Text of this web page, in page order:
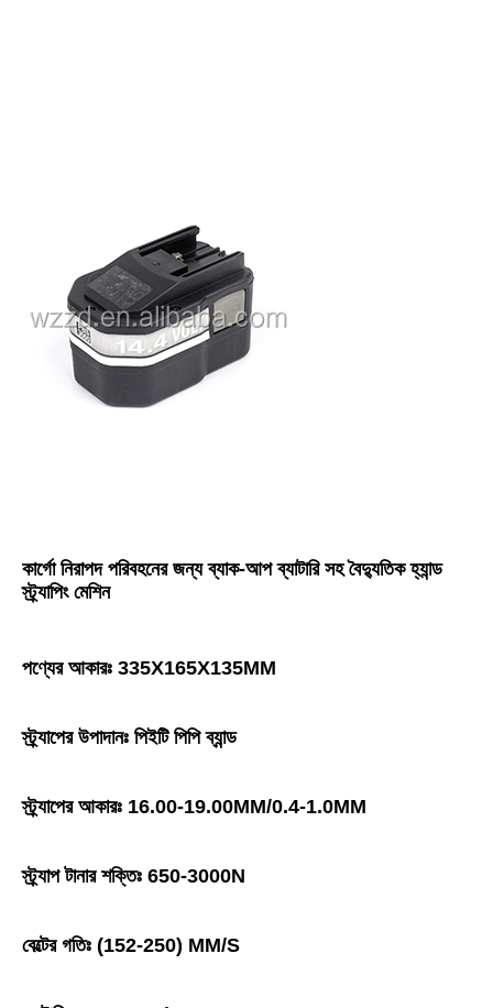
কার্গো নিরাপদ পরিবহনের জন্য ব্যাক-আপ ব্যাটারি সহ বৈদ্যুতিক হ্যান্ড
স্ট্র্যাপিং মেশিন
পণ্যের আকারঃ 335X165X135MM
স্ট্র্যাপের উপাদানঃ পিইটি পিপি ব্যান্ড
স্ট্র্যাপের আকারঃ 16.00-19.00MM/0.4-1.0MM
স্ট্র্যাপ টানার শক্তিঃ 650-3000N
বেল্টের গতিঃ (152-250) MM/S